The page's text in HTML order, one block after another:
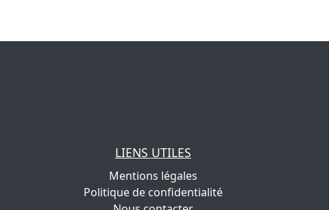
LIENS UTILES
Mentions légales
Politique de confidentialité